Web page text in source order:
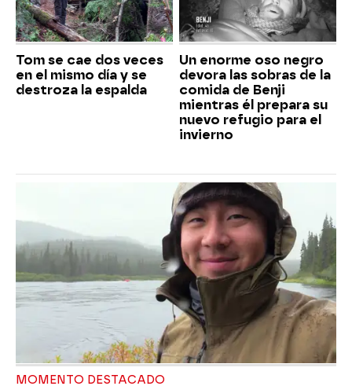
Tom se cae dos veces
en el mismo día y se
destroza la espalda
Un enorme oso negro
devora las sobras de la
comida de Benji
mientras él prepara su
nuevo refugio para el
invierno
MOMENTO DESTACADO